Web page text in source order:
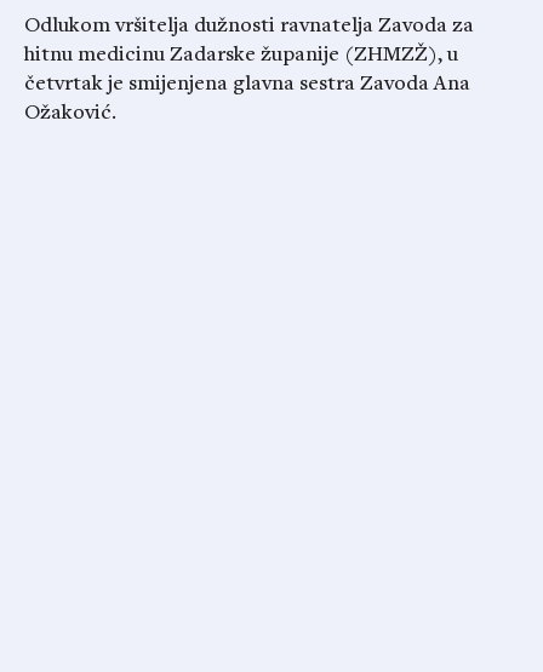
Odlukom vršitelja dužnosti ravnatelja Zavoda za
hitnu medicinu Zadarske županije (ZHMZŽ), u
četvrtak je smijenjena glavna sestra Zavoda Ana
Ožaković.